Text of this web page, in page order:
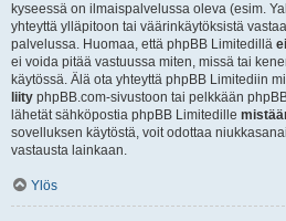
kyseessä on ilmaispalvelussa oleva (esim.
yhteyttä ylläpitoon tai väärinkäytöksistä
palvelussa. Huomaa, että phpBB Limitedillä
ei voida pitää vastuussa miten, missä tai
käytössä. Älä ota yhteyttä phpBB Limitediin
liity phpBB.com-sivustoon tai pelkkään
lähetät sähköpostia phpBB Limitedille
sovelluksen käytöstä, voit odottaa
vastausta lainkaan.
Ylös